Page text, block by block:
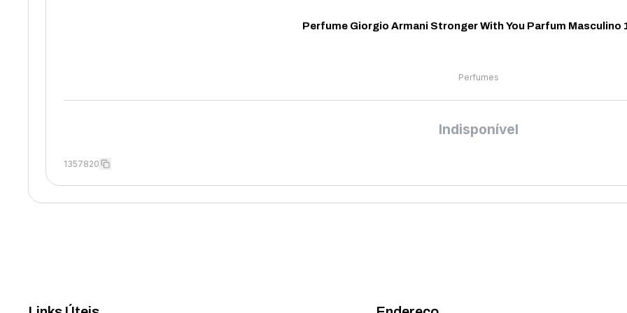
Perfume Giorgio Armani Stronger With You Parfum Masculino
Perfumes
Indisponível
1357820